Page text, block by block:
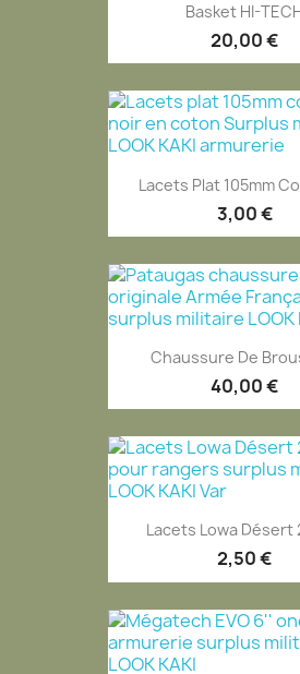
Basket HI-
20,00 €
Lacets Plat 105mm
3,00 €
Chaussure De
40,00 €
Lacets Lowa Désert
2,50 €